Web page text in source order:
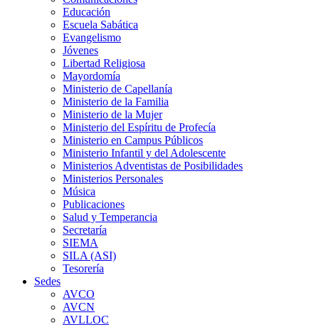
Educación
Escuela Sabática
Evangelismo
Jóvenes
Libertad Religiosa
Mayordomía
Ministerio de Capellanía
Ministerio de la Familia
Ministerio de la Mujer
Ministerio del Espíritu de Profecía
Ministerio en Campus Públicos
Ministerio Infantil y del Adolescente
Ministerios Adventistas de Posibilidades
Ministerios Personales
Música
Publicaciones
Salud y Temperancia
Secretaría
SIEMA
SILA (ASI)
Tesorería
Sedes
AVCO
AVCN
AVLLOC